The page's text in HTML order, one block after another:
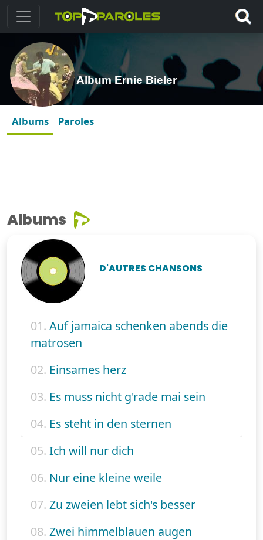
Album Ernie Bieler
Albums Paroles
Albums
D'AUTRES CHANSONS
01. Auf jamaica schenken abends die
matrosen
02. Einsames herz
03. Es muss nicht g'rade mai sein
04. Es steht in den sternen
05. Ich will nur dich
06. Nur eine kleine weile
07. Zu zweien lebt sich's besser
08. Zwei himmelblauen augen